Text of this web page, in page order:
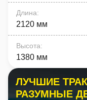
Длина:
2120 мм
Высота:
1380 мм
ЛУЧШИЕ
РАЗУМНЫЕ